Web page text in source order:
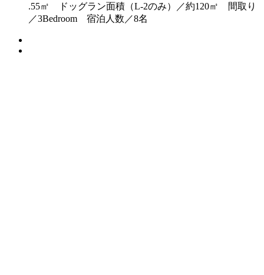
.55㎡ ドッグラン面積（L-2のみ）／約120㎡ 間取り
／3Bedroom 宿泊人数／8名